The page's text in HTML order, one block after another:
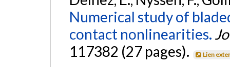
Numerical study of
contact nonlinearities.
117382 (27 pages).
Lien